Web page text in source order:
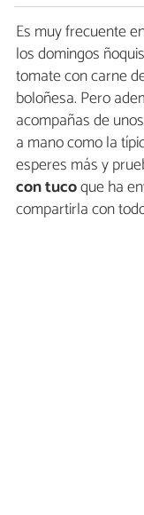
Es muy frecuente
los domingos
tomate con carne
boloñesa. Pero
acompañas de
a mano como la
esperes más y
con tucoque ha
compartirla con